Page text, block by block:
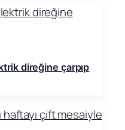
direğine çarpıp